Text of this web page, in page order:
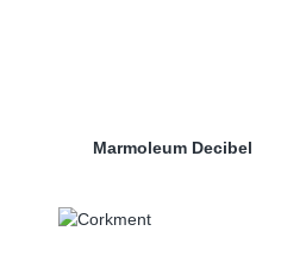
Marmoleum Decibel